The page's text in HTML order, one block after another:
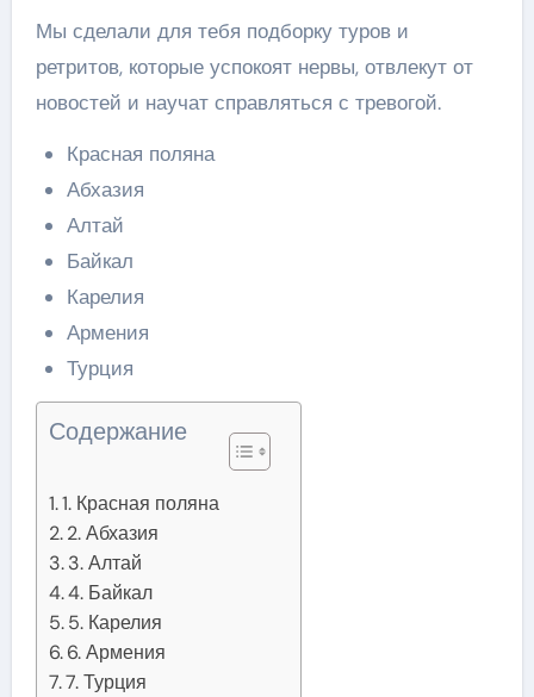
Мы сделали для тебя подборку туров и
ретритов, которые успокоят нервы, отвлекут от
новостей и научат справляться с тревогой.
Красная поляна
Абхазия
Алтай
Байкал
Карелия
Армения
Турция
Содержание
1. Красная поляна
2. Абхазия
3. Алтай
4. Байкал
5. Карелия
6. Армения
7. Турция